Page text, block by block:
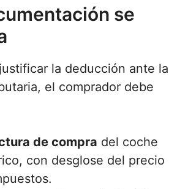
se
la deducción ante la
el comprador debe
de compra del coche
con desglose del precio